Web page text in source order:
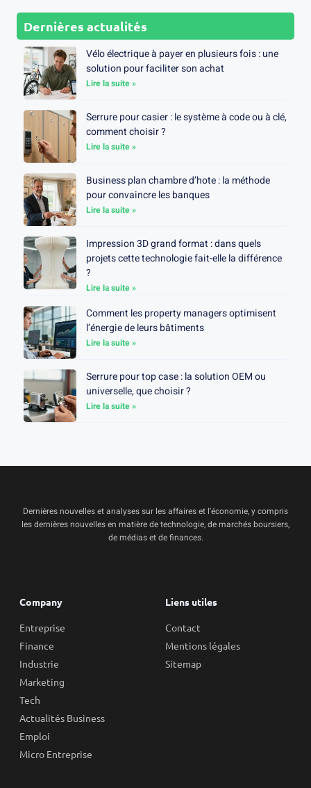
Dernières actualités
Vélo électrique à payer en plusieurs fois : une
solution pour faciliter son achat
Lire la suite »
Serrure pour casier : le système à code ou à clé,
comment choisir ?
Lire la suite »
Business plan chambre d’hote : la méthode
pour convaincre les banques
Lire la suite »
Impression 3D grand format : dans quels
projets cette technologie fait-elle la différence
?
Lire la suite »
Comment les property managers optimisent
l’énergie de leurs bâtiments
Lire la suite »
Serrure pour top case : la solution OEM ou
universelle, que choisir ?
Lire la suite »
Dernières nouvelles et analyses sur les affaires et l’économie, y compris
les dernières nouvelles en matière de technologie, de marchés boursiers,
de médias et de finances.
Company
Entreprise
Finance
Industrie
Marketing
Tech
Actualités Business
Emploi
Micro Entreprise
Liens utiles
Contact
Mentions légales
Sitemap